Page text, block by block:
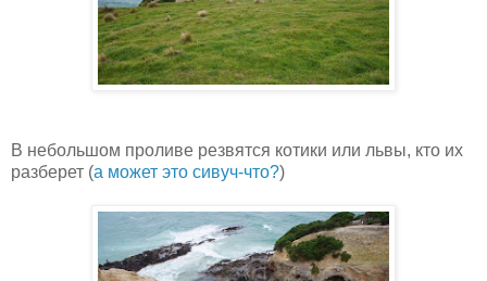
В небольшом проливе резвятся котики или львы, кто их
разберет (а может это сивуч-что?)